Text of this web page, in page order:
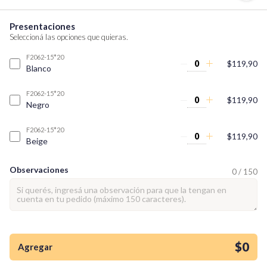
tienda así para mi
emprendimiento!
Presentaciones
Seleccioná las opciones que quieras.
F2062-15*20
Blanco $119,90
F2062-15*20
Negro $119,90
F2062-15*20
Beige $119,90
Observaciones 0 / 150
Agregar $0